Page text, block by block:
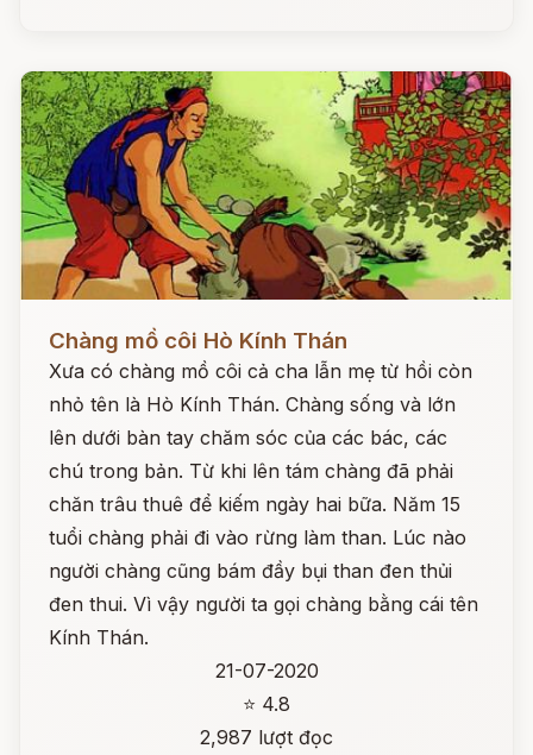
Chàng mồ côi Hò Kính Thán
Xưa có chàng mồ côi cả cha lẫn mẹ từ hồi còn
nhỏ tên là Hò Kính Thán. Chàng sống và lớn
lên dưới bàn tay chăm sóc của các bác, các
chú trong bản. Từ khi lên tám chàng đã phải
chăn trâu thuê để kiếm ngày hai bữa. Năm 15
tuổi chàng phải đi vào rừng làm than. Lúc nào
người chàng cũng bám đầy bụi than đen thủi
đen thui. Vì vậy người ta gọi chàng bằng cái tên
Kính Thán.
21-07-2020
⭐ 4.8
2,987 lượt đọc